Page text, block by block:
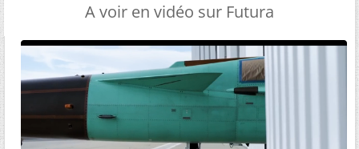
A voir en vidéo sur Futura